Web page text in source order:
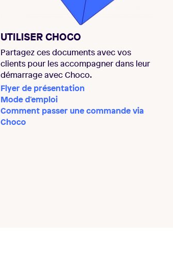
UTILISER CHOCO
Partagez ces documents avec vos
clients pour les accompagner dans leur
démarrage avec Choco.
Flyer de présentation
Mode d'emploi
Comment passer une commande via
Choco